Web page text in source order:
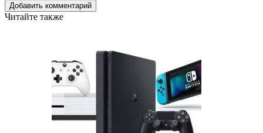
Добавить комментарий
Читайте также